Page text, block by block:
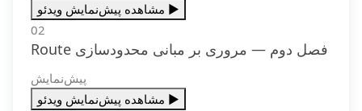
▶️ مشاهده پیش‌نمایش ویدئو
02
فصل دوم — مروری بر مبانی محدودسازی Route
پیش‌نمایش
▶️ مشاهده پیش‌نمایش ویدئو